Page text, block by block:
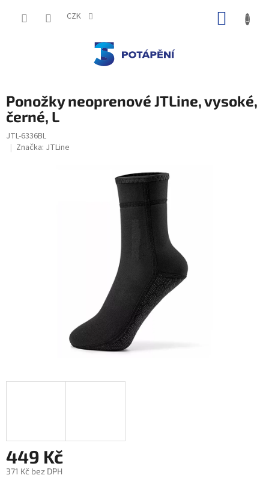
CZK
Ponožky neoprenové JTLine, vysoké,
černé, L
JTL-6336BL
Značka: JTLine
449 Kč
371 Kč bez DPH